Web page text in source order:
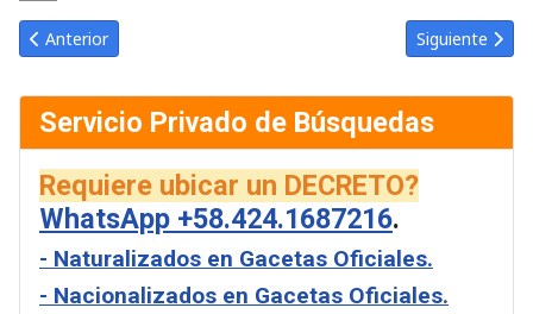
Link
Email
Artículo anterior: Gaceta Oficial de Venezuela #21916 del jueves
Anterior Artículo
Siguiente
Servicio Privado de Búsquedas
Requiere ubicar un DECRETO?
WhatsApp +58.424.1687216.
- Naturalizados en Gacetas Oficiales.
- Nacionalizados en Gacetas Oficiales.